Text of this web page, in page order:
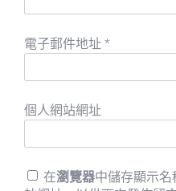
電子郵件地址 *
個人網站網址
在瀏覽器中儲存顯示